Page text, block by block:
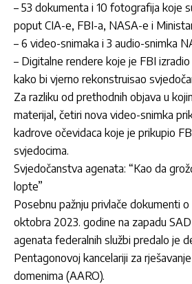
– 53 dokumenta i 10 fotografija koje
poput CIA-e, FBI-a, NASA-e i
– 6 video-snimaka i 3 audio-snimka
– Digitalne rendere koje je FBI
kako bi vjerno rekonstruisao
Za razliku od prethodnih objava u
materijal, četiri nova video-snimka
kadrove očevidaca koje je prikupio
svjedocima.
Svjedočanstva agenata: “Kao da
lopte”
Posebnu pažnju privlače dokumenti
oktobra 2023. godine na zapadu
agenata federalnih službi predalo je
Pentagonovoj kancelariji za
domenima (AARO).